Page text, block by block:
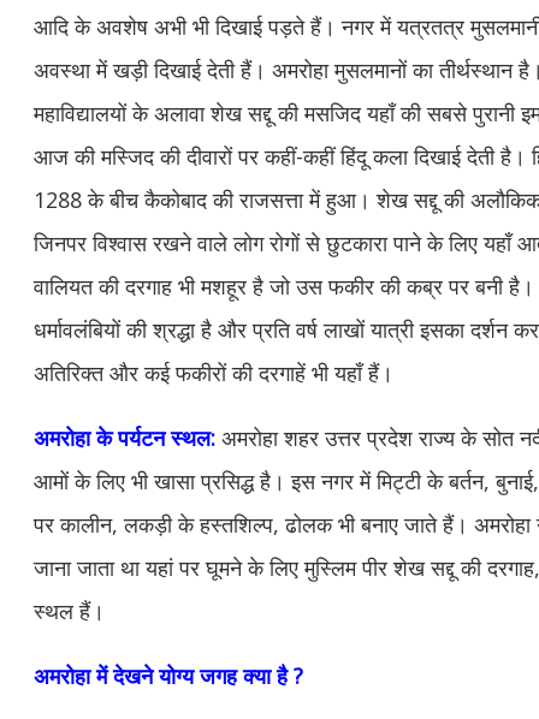
आदि के अवशेष अभी भी दिखाई पड़ते हैं। नगर में यत्रतत्र मुसलमानी
अवस्था में खड़ी दिखाई देती हैं। अमरोहा मुसलमानों का तीर्थस्थान
महाविद्यालयों के अलावा शेख सद्दू की मसजिद यहाँ की सबसे पुरानी
आज की मस्जिद की दीवारों पर कहीं-कहीं हिंदू कला दिखाई देती
1288 के बीच कैकोबाद की राजसत्ता में हुआ। शेख सद्दू की
जिनपर विश्वास रखने वाले लोग रोगों से छुटकारा पाने के लिए यहाँ
वालियत की दरगाह भी मशहूर है जो उस फकीर की कब्र पर बनी है।
धर्मावलंबियों की श्रद्धा है और प्रति वर्ष लाखों यात्री इसका
अतिरिक्त और कई फकीरों की दरगाहें भी यहाँ हैं।
अमरोहा के पर्यटन स्थल: अमरोहा शहर उत्तर प्रदेश राज्य के सोत
आमों के लिए भी खासा प्रसिद्ध है। इस नगर में मिट्टी के बर्तन,
पर कालीन, लकड़ी के हस्तशिल्प, ढोलक भी बनाए जाते हैं।
जाना जाता था यहां पर घूमने के लिए मुस्लिम पीर शेख सद्दू की
स्थल हैं।
अमरोहा में देखने योग्य जगह क्या है ?